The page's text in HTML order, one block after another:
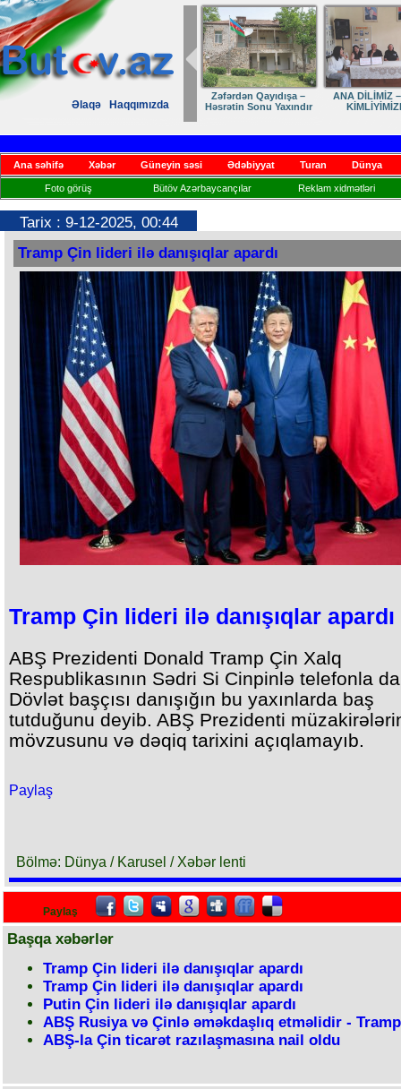
Əlaqə Haqqımızda
Zəfərdən Qayıdışa –
Həsrətin Sonu Yaxındır
ANA DİLİMİZ
Ana səhifə Xəbər Güneyin səsi Ədəbiyyat Turan Dünya
Foto görüş Bütöv Azərbaycançılar Reklam xidmətləri
Tarix : 9-12-2025, 00:44
Tramp Çin lideri ilə danışıqlar apardı
Tramp Çin lideri ilə danışıqlar apardı
ABŞ Prezidenti Donald Tramp Çin Xalq
Respublikasının Sədri Si Cinpinlə telefonla
Dövlət başçısı danışığın bu yaxınlarda baş
tutduğunu deyib. ABŞ Prezidenti
mövzusunu və dəqiq tarixini açıqlamayıb.
Paylaş
Bölmə: Dünya / Karusel / Xəbər lenti
Paylaş
Başqa xəbərlər
Tramp Çin lideri ilə danışıqlar apardı
Tramp Çin lideri ilə danışıqlar apardı
Putin Çin lideri ilə danışıqlar apardı
ABŞ Rusiya və Çinlə əməkdaşlıq etməlidir - Tramp
ABŞ-la Çin ticarət razılaşmasına nail oldu